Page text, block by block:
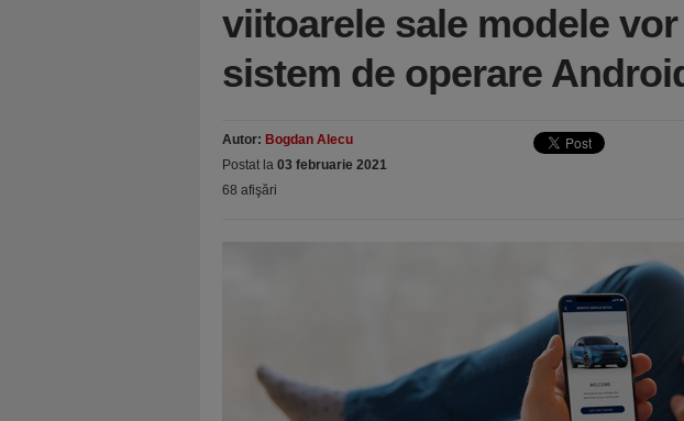
viitoarele sale modele
sistem de operare
Autor: Bogdan Alecu
Postat la 03 februarie 2021
68 afişări